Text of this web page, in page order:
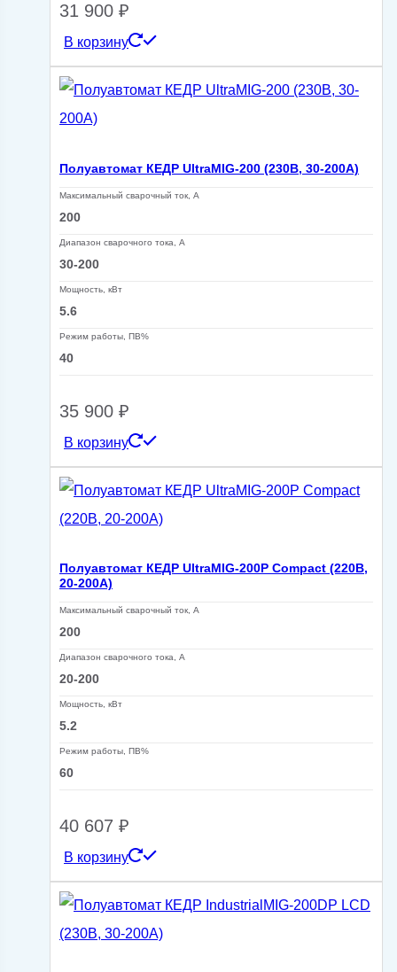
31 900 ₽
В корзину
Полуавтомат КЕДР UltraMIG-200 (230В, 30-200А)
Максимальный сварочный ток, А
200
Диапазон сварочного тока, А
30-200
Мощность, кВт
5.6
Режим работы, ПВ%
40
35 900 ₽
В корзину
Полуавтомат КЕДР UltraMIG-200P Compact (220В,
20-200А)
Максимальный сварочный ток, А
200
Диапазон сварочного тока, А
20-200
Мощность, кВт
5.2
Режим работы, ПВ%
60
40 607 ₽
В корзину